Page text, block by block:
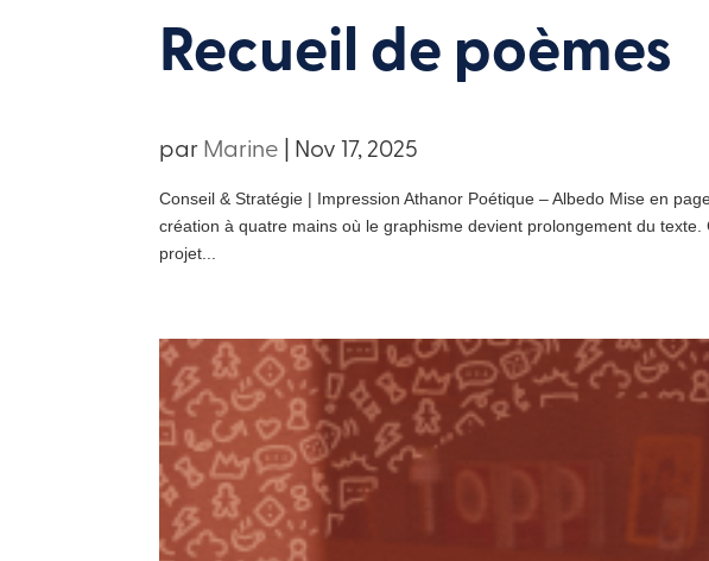
Recueil de poèmes
parMarine | Nov 17, 2025
Conseil & Stratégie | Impression Athanor Poétique – Albedo Mise en
création à quatre mains où le graphisme devient prolongement du
projet...